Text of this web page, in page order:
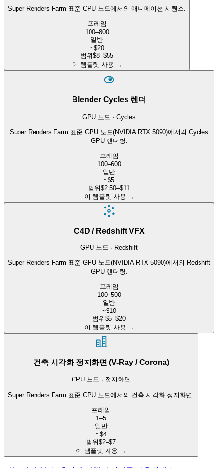
Super Renders Farm 표준 CPU 노드에서의 애니메이션 시퀀스.
프레임
100–800
일반
~$20
범위$8–$55
이 템플릿 사용 →
Blender Cycles 렌더
GPU 노드 · Cycles
Super Renders Farm 표준 GPU 노드(NVIDIA RTX 5090)에서의 Cycles
GPU 렌더링.
프레임
100–600
일반
~$5
범위$2.50–$11
이 템플릿 사용 →
C4D / Redshift VFX
GPU 노드 · Redshift
Super Renders Farm 표준 GPU 노드(NVIDIA RTX 5090)에서의 Redshift
GPU 렌더링.
프레임
100–500
일반
~$10
범위$5–$20
이 템플릿 사용 →
건축 시각화 정지화면 (V-Ray / Corona)
CPU 노드 · 정지화면
Super Renders Farm 표준 CPU 노드에서의 건축 시각화 정지화면.
프레임
1–5
일반
~$4
범위$2–$7
이 템플릿 사용 →